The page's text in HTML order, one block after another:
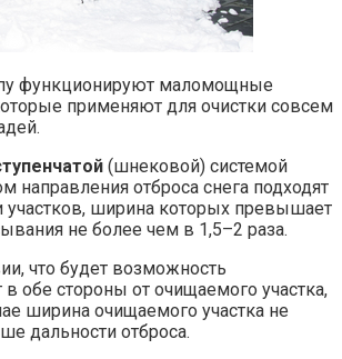
функционируют маломощные
применяют для очистки совсем
(шнековой) системой
направления отброса снега подходят
участков, ширина которых превышает
не более чем в 1,5–2 раза.
что будет возможность
в обе стороны от очищаемого участка,
ширина очищаемого участка не
дальности отброса.